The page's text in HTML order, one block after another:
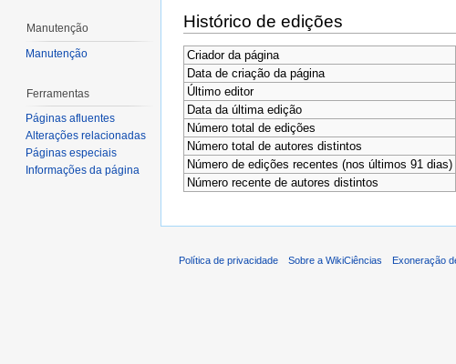
Histórico de edições
Criador da página
Data de criação da página
Último editor
Data da última edição
Número total de edições
Número total de autores distintos
Número de edições recentes (nos últimos 91 dias)
Número recente de autores distintos
Manutenção
Manutenção
Ferramentas
Páginas afluentes
Alterações relacionadas
Páginas especiais
Informações da página
Política de privacidade Sobre a WikiCiências Exoneração